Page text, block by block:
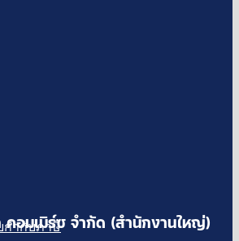
กำกับภาษี
อมเมิร์ซ จำกัด (สำนักงานใหญ่)